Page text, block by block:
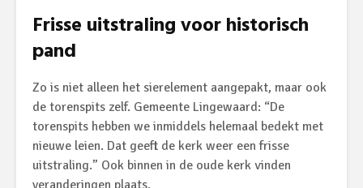
Frisse uitstraling voor historisch
pand
Zo is niet alleen het sierelement aangepakt, maar ook
de torenspits zelf. Gemeente Lingewaard: “De
torenspits hebben we inmiddels helemaal bedekt met
nieuwe leien. Dat geeft de kerk weer een frisse
uitstraling.” Ook binnen in de oude kerk vinden